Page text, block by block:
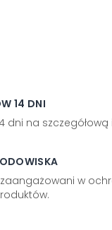
14 DNI
dni na
w